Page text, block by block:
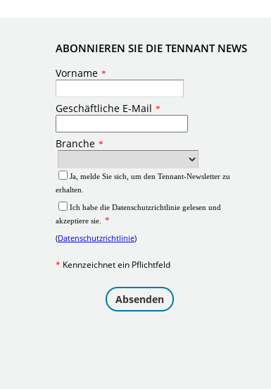
ABONNIEREN SIE DIE TENNANT NEWS